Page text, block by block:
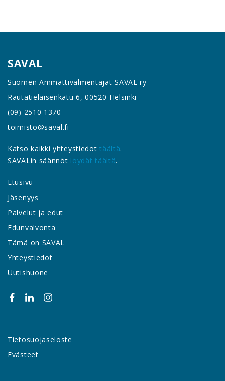
SAVAL
Suomen Ammattivalmentajat SAVAL ry
Rautatieläisenkatu 6, 00520 Helsinki
(09) 2510 1370
toimisto@saval.fi
Katso kaikki yhteystiedottäältä.
SAVALin säännöt löydät täältä.
Etusivu
Jäsenyys
Palvelut ja edut
Edunvalvonta
Tämä on SAVAL
Yhteystiedot
Uutishuone
Tietosuojaseloste
Evästeet